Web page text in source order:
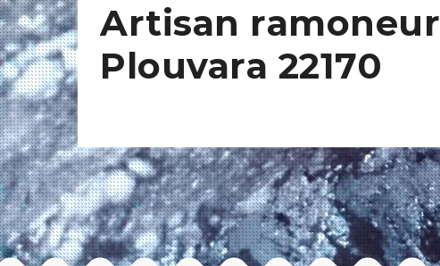
Artisan ramoneur
Plouvara 22170